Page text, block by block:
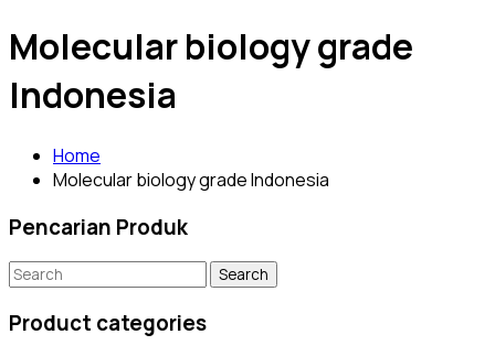
Molecular biology grade
Indonesia
Home
Molecular biology grade Indonesia
Pencarian Produk
Search
Product categories